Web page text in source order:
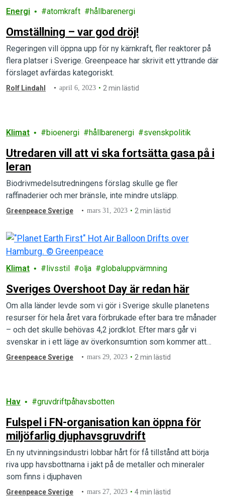
Energi atomkraft hållbarenergi
Omställning – var god dröj!
Regeringen vill öppna upp för ny kärnkraft, fler reaktorer på
flera platser i Sverige. Greenpeace har skrivit ett yttrande där
förslaget avfärdas kategoriskt.
Rolf Lindahl april 6, 2023 2 min lästid
Klimat bioenergi hållbarenergi svenskpolitik
Utredaren vill att vi ska fortsätta gasa på i
leran
Biodrivmedelsutredningens förslag skulle ge fler
raffinaderier och mer bränsle, inte mindre utsläpp.
Greenpeace Sverige mars 31, 2023 2 min lästid
Klimat livsstil olja globaluppvärmning
Sveriges Overshoot Day är redan här
Om alla länder levde som vi gör i Sverige skulle planetens
resurser för hela året vara förbrukade efter bara tre månader
– och det skulle behövas 4,2 jordklot. Efter mars går vi
svenskar in i ett läge av överkonsumtion som kommer att
pågå i nio månader.
Greenpeace Sverige mars 29, 2023 2 min lästid
Hav gruvdriftpåhavsbotten
Fulspel i FN-organisation kan öppna för
miljöfarlig djuphavsgruvdrift
En ny utvinningsindustri lobbar hårt för få tillstånd att börja
riva upp havsbottnarna i jakt på de metaller och mineraler
som finns i djuphaven
Greenpeace Sverige mars 27, 2023 4 min lästid